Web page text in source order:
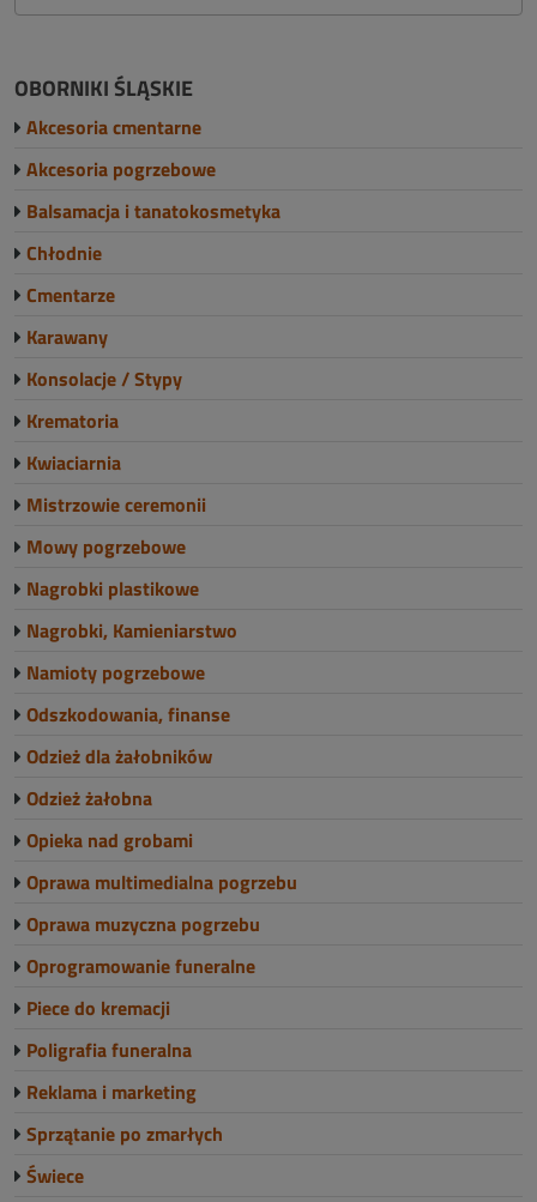
OBORNIKI ŚLĄSKIE
Akcesoria cmentarne
Akcesoria pogrzebowe
Balsamacja i tanatokosmetyka
Chłodnie
Cmentarze
Karawany
Konsolacje / Stypy
Krematoria
Kwiaciarnia
Mistrzowie ceremonii
Mowy pogrzebowe
Nagrobki plastikowe
Nagrobki, Kamieniarstwo
Namioty pogrzebowe
Odszkodowania, finanse
Odzież dla żałobników
Odzież żałobna
Opieka nad grobami
Oprawa multimedialna pogrzebu
Oprawa muzyczna pogrzebu
Oprogramowanie funeralne
Piece do kremacji
Poligrafia funeralna
Reklama i marketing
Sprzątanie po zmarłych
Świece